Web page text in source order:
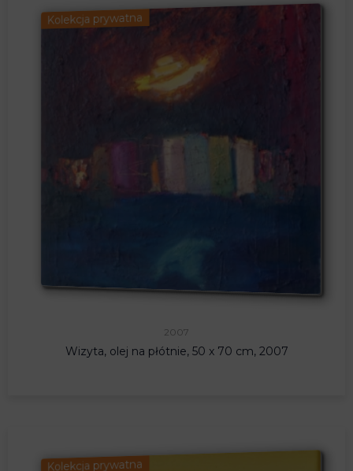
Kolekcja prywatna
2007
Wizyta, olej na płótnie, 50 x 70 cm, 2007
Kolekcja prywatna